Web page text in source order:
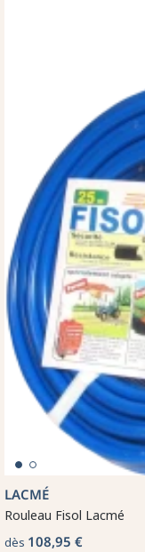
LACMÉ
Rouleau Fisol Lacmé
dès 108,95 €